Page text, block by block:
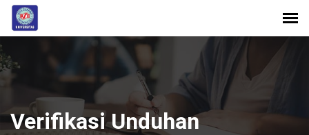
Verifikasi Unduhan